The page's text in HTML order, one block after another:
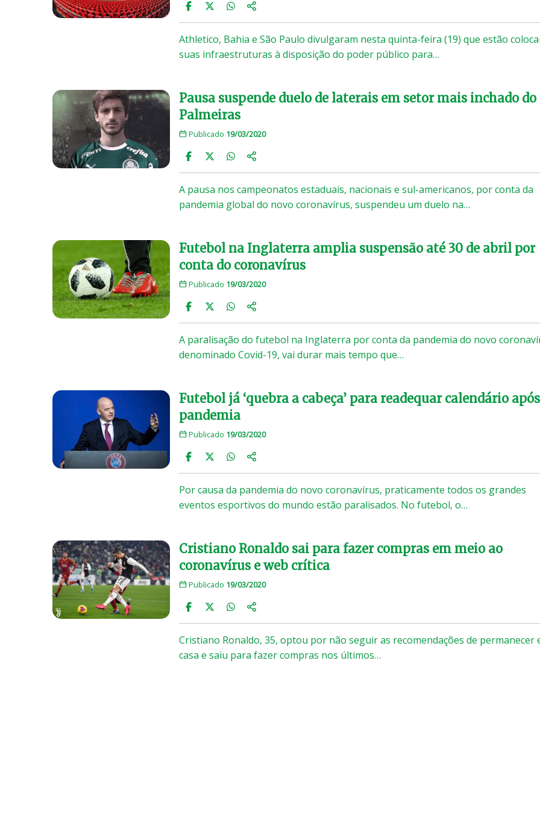
Athletico, Bahia e São Paulo divulgaram nesta quinta-feira (19) que estão
suas infraestruturas à disposição do poder público para…
Pausa suspende duelo de laterais em setor mais inchado do
Palmeiras
Publicado 19/03/2020
A pausa nos campeonatos estaduais, nacionais e sul-americanos, por conta da
pandemia global do novo coronavírus, suspendeu um duelo na…
Futebol na Inglaterra amplia suspensão até 30 de abril por
conta do coronavírus
Publicado 19/03/2020
A paralisação do futebol na Inglaterra por conta da pandemia do novo
denominado Covid-19, vai durar mais tempo que…
Futebol já ‘quebra a cabeça’ para readequar calendário após
pandemia
Publicado 19/03/2020
Por causa da pandemia do novo coronavírus, praticamente todos os grandes
eventos esportivos do mundo estão paralisados. No futebol, o…
Cristiano Ronaldo sai para fazer compras em meio ao
coronavírus e web crítica
Publicado 19/03/2020
Cristiano Ronaldo, 35, optou por não seguir as recomendações de permanecer
casa e saiu para fazer compras nos últimos…